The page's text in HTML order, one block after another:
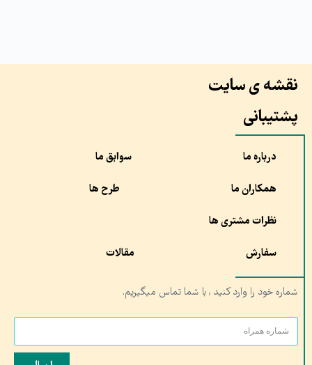
نقشه ی سایت
پشتیبانی
درباره ما سوابق ما
همکاران ما طرح ها
نظرات مشتری ها
سفارش مقالات
شماره خود را وارد کنید , با شما تماس میگیریم.